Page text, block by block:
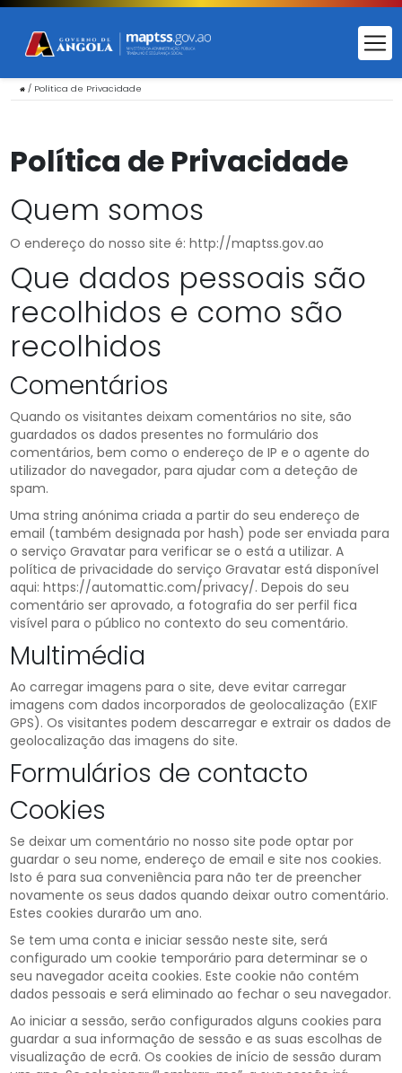
/ Política de Privacidade
Política de Privacidade
Quem somos
O endereço do nosso site é: http://maptss.gov.ao
Que dados pessoais são
recolhidos e como são
recolhidos
Comentários
Quando os visitantes deixam comentários no site, são
guardados os dados presentes no formulário dos
comentários, bem como o endereço de IP e o agente do
utilizador do navegador, para ajudar com a deteção de
spam.
Uma string anónima criada a partir do seu endereço de
email (também designada por hash) pode ser enviada para
o serviço Gravatar para verificar se o está a utilizar. A
política de privacidade do serviço Gravatar está disponível
aqui: https://automattic.com/privacy/. Depois do seu
comentário ser aprovado, a fotografia do ser perfil fica
visível para o público no contexto do seu comentário.
Multimédia
Ao carregar imagens para o site, deve evitar carregar
imagens com dados incorporados de geolocalização (EXIF
GPS). Os visitantes podem descarregar e extrair os dados de
geolocalização das imagens do site.
Formulários de contacto
Cookies
Se deixar um comentário no nosso site pode optar por
guardar o seu nome, endereço de email e site nos cookies.
Isto é para sua conveniência para não ter de preencher
novamente os seus dados quando deixar outro comentário.
Estes cookies durarão um ano.
Se tem uma conta e iniciar sessão neste site, será
configurado um cookie temporário para determinar se o
seu navegador aceita cookies. Este cookie não contém
dados pessoais e será eliminado ao fechar o seu navegador.
Ao iniciar a sessão, serão configurados alguns cookies para
guardar a sua informação de sessão e as suas escolhas de
visualização de ecrã. Os cookies de início de sessão duram